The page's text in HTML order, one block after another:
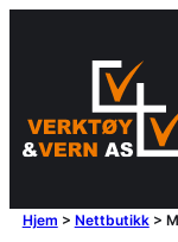
Hjem > Nettbutikk>